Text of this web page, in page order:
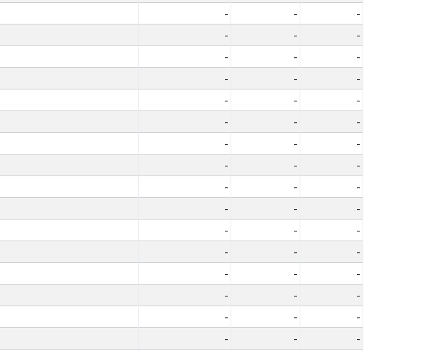
- -
-
- -
-
- -
-
- -
-
- -
-
- -
-
- -
-
- -
-
- -
-
- -
-
- -
-
- -
-
- -
-
- -
-
- -
-
- -
-